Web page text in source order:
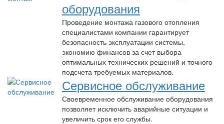
оборудования
Проведение монтажа газового отопления
специалистами компании гарантирует
безопасность эксплуатации системы,
экономию финансов за счет выбора
оптимальных технических решений и точного
подсчета требуемых материалов.
Сервисное обслуживание
Своевременное обслуживание оборудования
позволяет исключить аварийные ситуации и
увеличить срок его службы.